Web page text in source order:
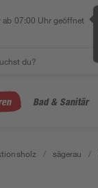
ab 07:00 Uhr geöffnet
Bad & Sanitär
/ sägerau /